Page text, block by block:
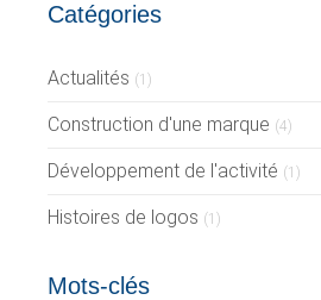
Catégories
Actualités (1)
Construction d'une marque (4)
Développement de l'activité (1)
Histoires de logos (1)
Mots-clés